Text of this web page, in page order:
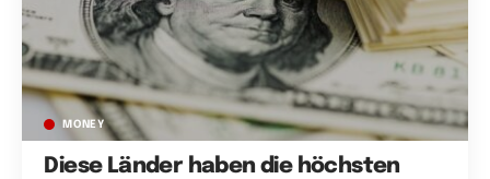
MONEY
Diese Länder haben die höchsten